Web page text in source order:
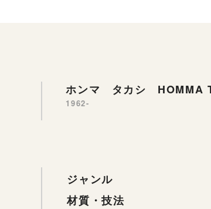
ホンマ タカシ HOMMA
1962-
ジャンル
材質・技法